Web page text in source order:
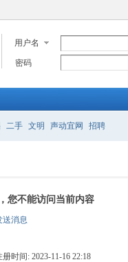
用户名
密码
二手 文明 声动宜网 招聘
您不能访问当前内容
送消息
册时间: 2023-11-16 22:18